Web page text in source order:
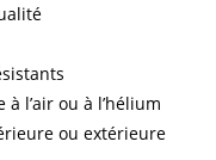
à l’air ou à l’hélium
ou extérieure